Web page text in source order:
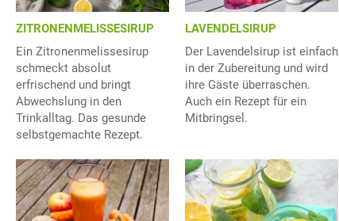
ZITRONENMELISSESIRUP
Ein Zitronenmelissesirup
schmeckt absolut
erfrischend und bringt
Abwechslung in den
Trinkalltag. Das gesunde
selbstgemachte Rezept.
LAVENDELSIRUP
Der Lavendelsirup ist einfach
in der Zubereitung und wird
ihre Gäste überraschen.
Auch ein Rezept für ein
Mitbringsel.